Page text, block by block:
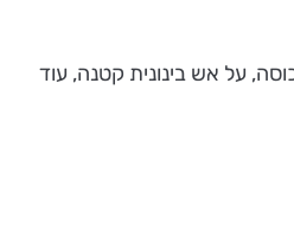
על אש בינונית קטנה, עוד